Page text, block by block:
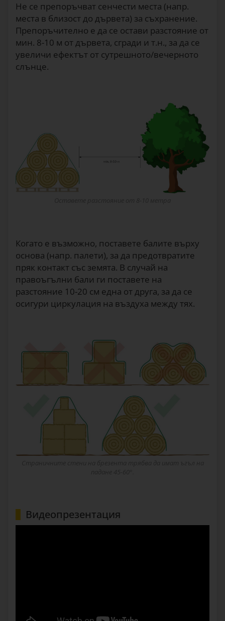
Не се препоръчват сенчести места (напр.
места в близост до дървета) за съхранение.
Препоръчително е да се остави разстояние от
мин. 8-10 м от дървета, сгради и т.н., за да се
увеличи ефектът от сутрешното/вечерното
слънце.
Когато е възможно, поставете балите върху
основа (напр. палети), за да предотвратите
пряк контакт със земята. В случай на
правоъгълни бали ги поставете на
разстояние 10-20 см една от друга, за да се
осигури циркулация на въздуха между тях.
Видеопрезентация